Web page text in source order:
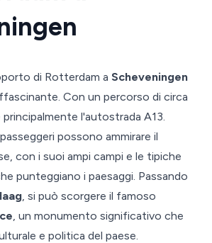
di Rotterdam a Scheveningen
Con un percorso di circa
principalmente l'autostrada A13.
possono ammirare il
con i suoi ampi campi e le tipiche
punteggiano i paesaggi. Passando
, si può scorgere il famoso
, un monumento significativo che
e politica del paese.